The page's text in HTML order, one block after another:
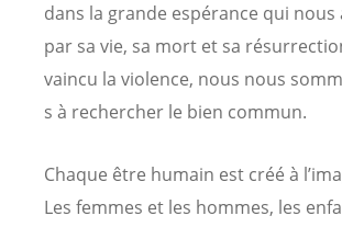
dans la grande espérance qui nous
par sa vie, sa mort et sa
vaincu la violence, nous nous
s à rechercher le bien commun.
Chaque être humain est créé à
Les femmes et les hommes, les